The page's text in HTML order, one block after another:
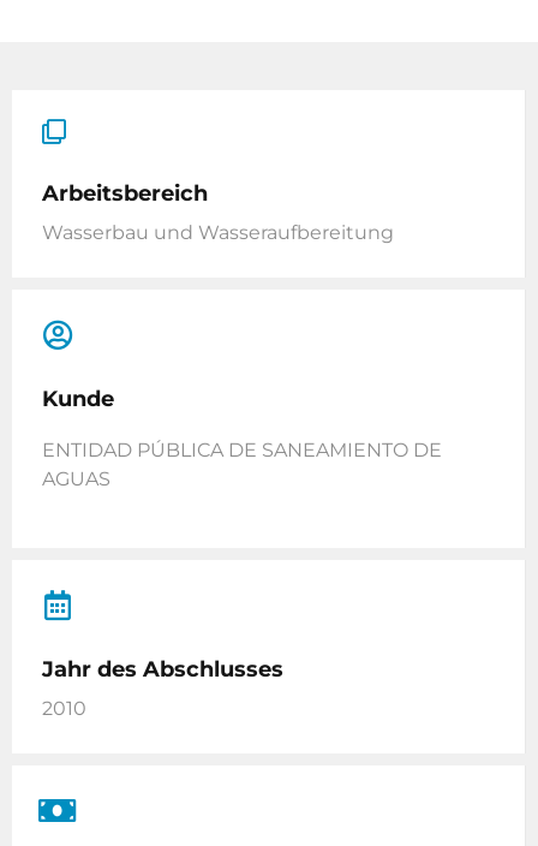
Arbeitsbereich
Wasserbau und Wasseraufbereitung
Kunde
ENTIDAD PÚBLICA DE SANEAMIENTO DE
AGUAS
Jahr des Abschlusses
2010